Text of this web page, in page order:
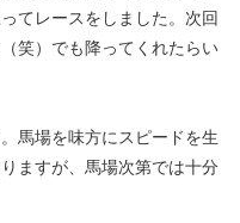
てレースをしました。次回
笑）でも降ってくれたらい
馬場を味方にスピードを生
ますが、馬場次第では十分